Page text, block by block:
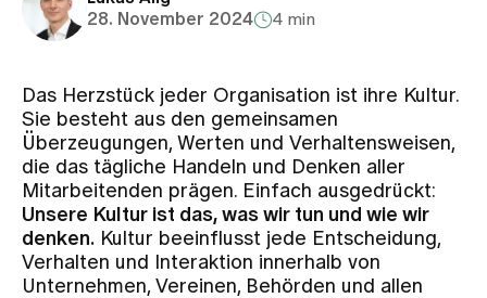
Zuweisende
Events
Über uns
28. November 2024
4 min
Das Herzstück jeder Organisation ist ihre Kultur.
Sie besteht aus den gemeinsamen
Überzeugungen, Werten und Verhaltensweisen,
die das tägliche Handeln und Denken aller
Mitarbeitenden prägen. Einfach ausgedrückt:
Unsere Kultur ist das, was wir tun und wie wir
denken. Kultur beeinflusst jede Entscheidung,
Verhalten und Interaktion innerhalb von
Unternehmen, Vereinen, Behörden und allen